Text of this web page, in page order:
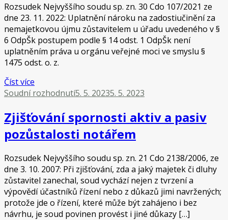
Rozsudek Nejvyššího soudu sp. zn. 30 Cdo 107/2021 ze
dne 23. 11. 2022: Uplatnění nároku na zadostiučinění za
nemajetkovou újmu zůstavitelem u úřadu uvedeného v §
6 OdpŠk postupem podle § 14 odst. 1 OdpŠk není
uplatněním práva u orgánu veřejné moci ve smyslu §
1475 odst. o. z.
Číst více
Soudní rozhodnutí5. 5. 20235. 5. 2023
Zjišťování spornosti aktiv a pasiv
pozůstalosti notářem
Rozsudek Nejvyššího soudu sp. zn. 21 Cdo 2138/2006, ze
dne 3. 10. 2007: Při zjišťování, zda a jaký majetek či dluhy
zůstavitel zanechal, soud vychází nejen z tvrzení a
výpovědí účastníků řízení nebo z důkazů jimi navržených;
protože jde o řízení, které může být zahájeno i bez
návrhu, je soud povinen provést i jiné důkazy […]